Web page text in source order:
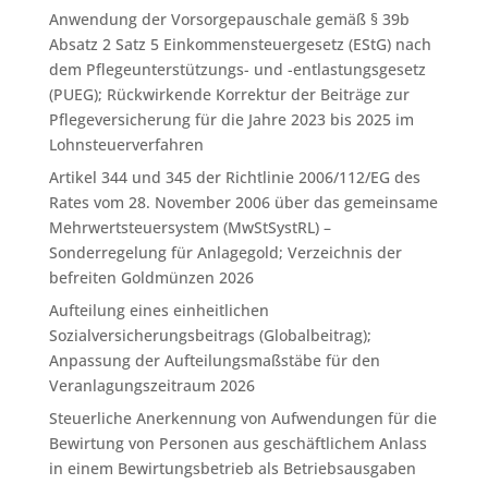
Anwendung der Vorsorgepauschale gemäß § 39b
Absatz 2 Satz 5 Einkommensteuergesetz (EStG) nach
dem Pflegeunterstützungs- und -entlastungsgesetz
(PUEG); Rückwirkende Korrektur der Beiträge zur
Pflegeversicherung für die Jahre 2023 bis 2025 im
Lohnsteuerverfahren
Artikel 344 und 345 der Richtlinie 2006/112/EG des
Rates vom 28. November 2006 über das gemeinsame
Mehrwertsteuersystem (MwStSystRL) –
Sonderregelung für Anlagegold; Verzeichnis der
befreiten Goldmünzen 2026
Aufteilung eines einheitlichen
Sozialversicherungsbeitrags (Globalbeitrag);
Anpassung der Aufteilungsmaßstäbe für den
Veranlagungszeitraum 2026
Steuerliche Anerkennung von Aufwendungen für die
Bewirtung von Personen aus geschäftlichem Anlass
in einem Bewirtungsbetrieb als Betriebsausgaben